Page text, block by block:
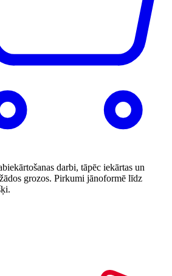
darbi, tāpēc iekārtas un
grozos. Pirkumi jānoformē līdz